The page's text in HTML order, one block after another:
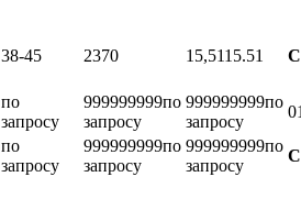
38-45 2370 15,5115.51
по
запросу
999999999по
запросу
999999999по
запросу
по
запросу
999999999по
запросу
999999999по
запросу